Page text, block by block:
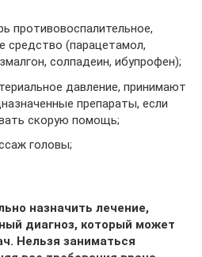
противовоспалительное,
средство (парацетамол,
солпадеин, ибупрофен);
давление, принимают
препараты, если
скорую помощь;
головы;
назначить лечение,
диагноз, который может
Нельзя заниматься